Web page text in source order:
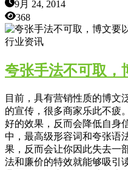
9月 24, 2014
368
行业资讯
夸张手法不可取，
目前，具有营销性质的博文
的宣传，很多商家乐此不疲
好的效果，反而会降低自身
中，最高级形容词和夸张语
果，反而会让你因此失去一
法和廉价的特效就能够吸引